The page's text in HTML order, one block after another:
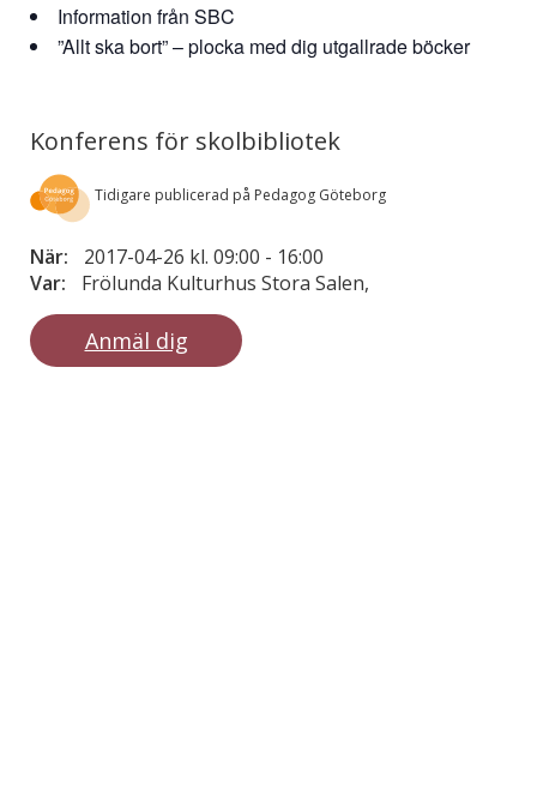
Information från SBC
”Allt ska bort” – plocka med dig utgallrade böcker
Konferens för skolbibliotek
Tidigare publicerad på Pedagog Göteborg
När: 2017-04-26 kl. 09:00 - 16:00
Var:
Frölunda Kulturhus Stora Salen,
Anmäl dig